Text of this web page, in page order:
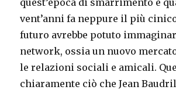
vent’anni fa neppure il più
futuro avrebbe potuto
network, ossia un nuovo
le relazioni sociali e amicali.
chiaramente ciò che Jean